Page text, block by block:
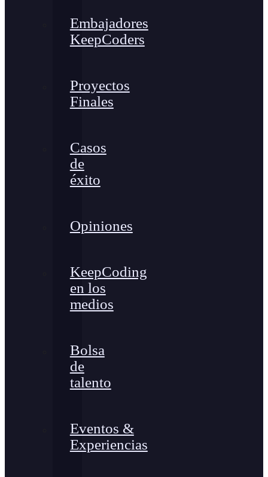
Embajadores
KeepCoders
Proyectos
Finales
Casos
de
éxito
Opiniones
KeepCoding
en los
medios
Bolsa
de
talento
Eventos &
Experiencias